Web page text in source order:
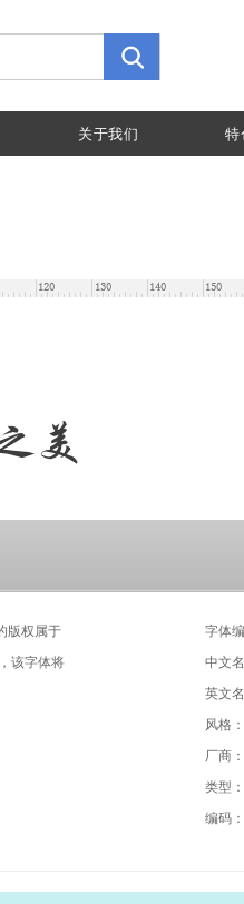
关于我们 特
美
版权属于
该字体将
字体
中文
英文
风格
厂商
类型
编码